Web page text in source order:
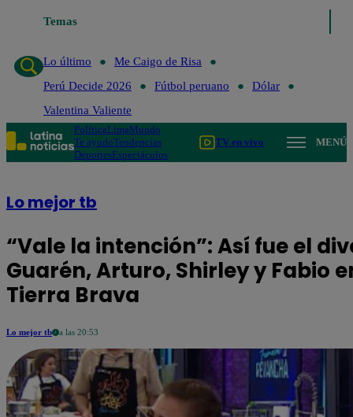
Temas
Lo último
Me Caigo de Risa
Perú Decide 2026
Fútbol peruano
Dólar
Valentina Valiente
PolíticaLimaMundo
Te ayudoTendencias
DeportesEspectáculos
TV en vivo MENÚ
Lo mejor tb
“Vale la intención”: Así fue el
Guarén, Arturo, Shirley y Fabio
Tierra Brava
Lo mejor tb a las 20:53